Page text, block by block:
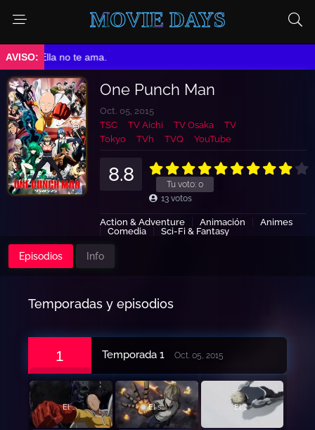
MOVIE DAYS
➤ Ella no te ama.
One Punch Man
Oct. 05, 2015
TSC
TV Aichi TV Osaka
TV
Tokyo
TVh TVQ YouTube
Tu voto: 0
8.8
13 votos
Action & Adventure Animación
Animes
Comedia
Sci-Fi & Fantasy
Episodios Info
Temporadas y episodios
1 Temporada 1 Oct. 05, 2015
El hombre más fuerte El solitario Cyborg El científico obsesivo